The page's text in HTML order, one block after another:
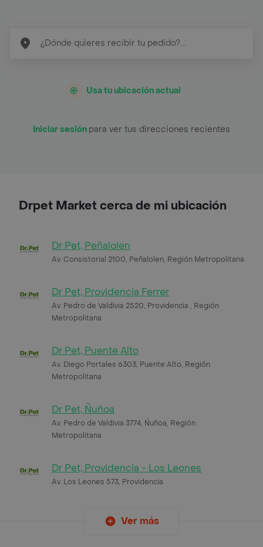
Usa tu ubicación actual
Iniciar sesión para ver tus direcciones recientes
Drpet Market cerca de mi ubicación
Dr Pet, Peñalolen
Av. Consistorial 2100, Peñalolen, Región Metropolitana
Dr Pet, Providencia Ferrer
Av. Pedro de Valdivia 2520, Providencia , Región
Metropolitana
Dr Pet, Puente Alto
Av. Diego Portales 6303, Puente Alto, Región
Metropolitana
Dr Pet, Ñuñoa
Av. Pedro de Valdivia 3774, Ñuñoa, Región
Metropolitana
Dr Pet, Providencia - Los Leones
Av. Los Leones 573, Providencia
Ver más